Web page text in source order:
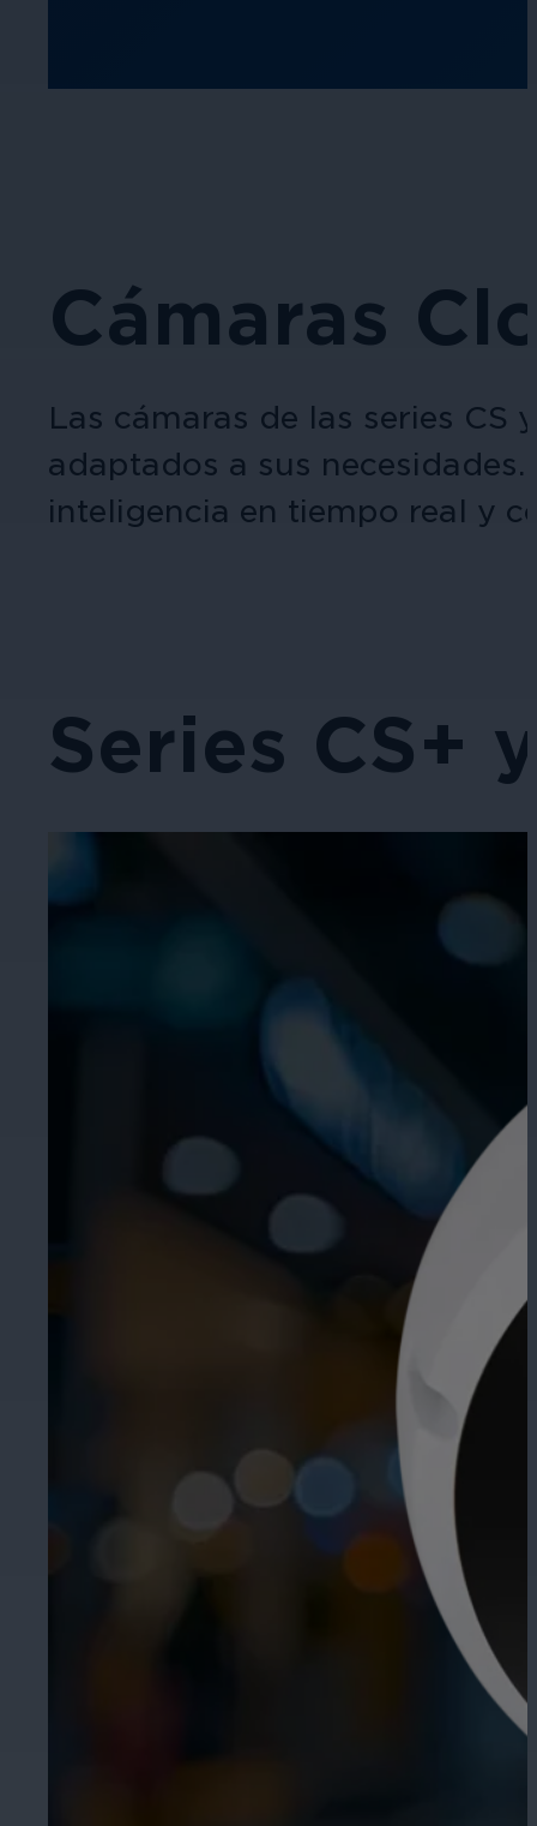
Cámaras
Las cámaras de las series
adaptados a sus
inteligencia en tiempo real y
Series CS+